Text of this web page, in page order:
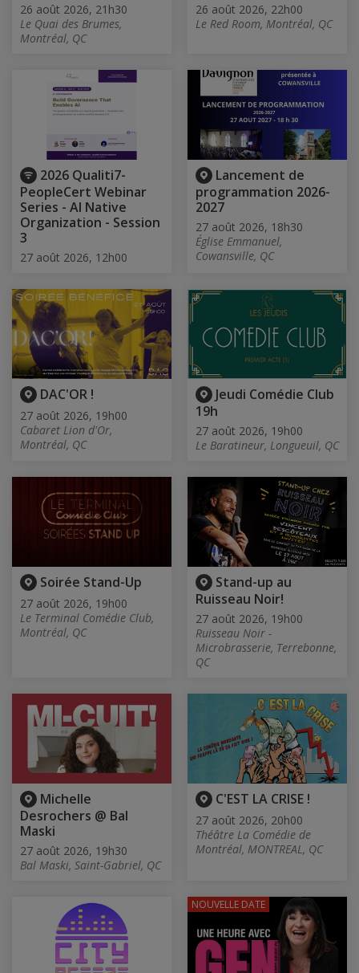
26 août 2026, 21h30
Le Quai des Brumes,
Montréal, QC
26 août 2026, 22h00
Le Red Room, Montréal, QC
2026 Qualiti7-
PeopleCert Webinar
Series - AI Native
Organization - Session
3
27 août 2026, 12h00
Lancement de
programmation 2026-
2027
27 août 2026, 18h30
Église Emmanuel,
Cowansville, QC
DAC'OR !
27 août 2026, 19h00
Cabaret Lion d'Or,
Montréal, QC
Jeudi Comédie Club
19h
27 août 2026, 19h00
Le Baratineur, Longueuil, QC
Soirée Stand-Up
27 août 2026, 19h00
Le Terminal Comédie Club,
Montréal, QC
Stand-up au
Ruisseau Noir!
27 août 2026, 19h00
Ruisseau Noir -
Microbrasserie, Terrebonne,
QC
Michelle
Desrochers @ Bal
Maski
27 août 2026, 19h30
Bal Maski, Saint-Gabriel, QC
C'EST LA CRISE !
27 août 2026, 20h00
Théâtre La Comédie de
Montréal, MONTREAL, QC
NOUVELLE DATE